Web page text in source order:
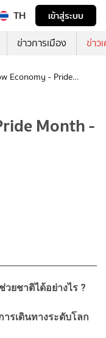
TH
เข้าสู่ระบบ
ข่าวการเมือง ข่าว
Economy - Pride
Month -
วยชาติได้อย่างไร ?
รเดินทางระดับโลก